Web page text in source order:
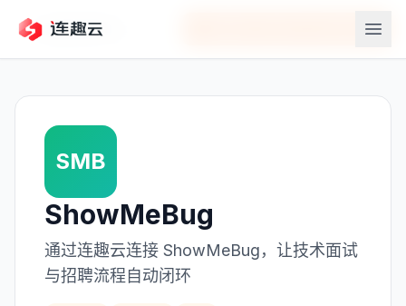
返回应用中心 ShowMeBug
SMB
ShowMeBug
通过连趣云连接 ShowMeBug，让技术面试
与招聘流程自动闭环